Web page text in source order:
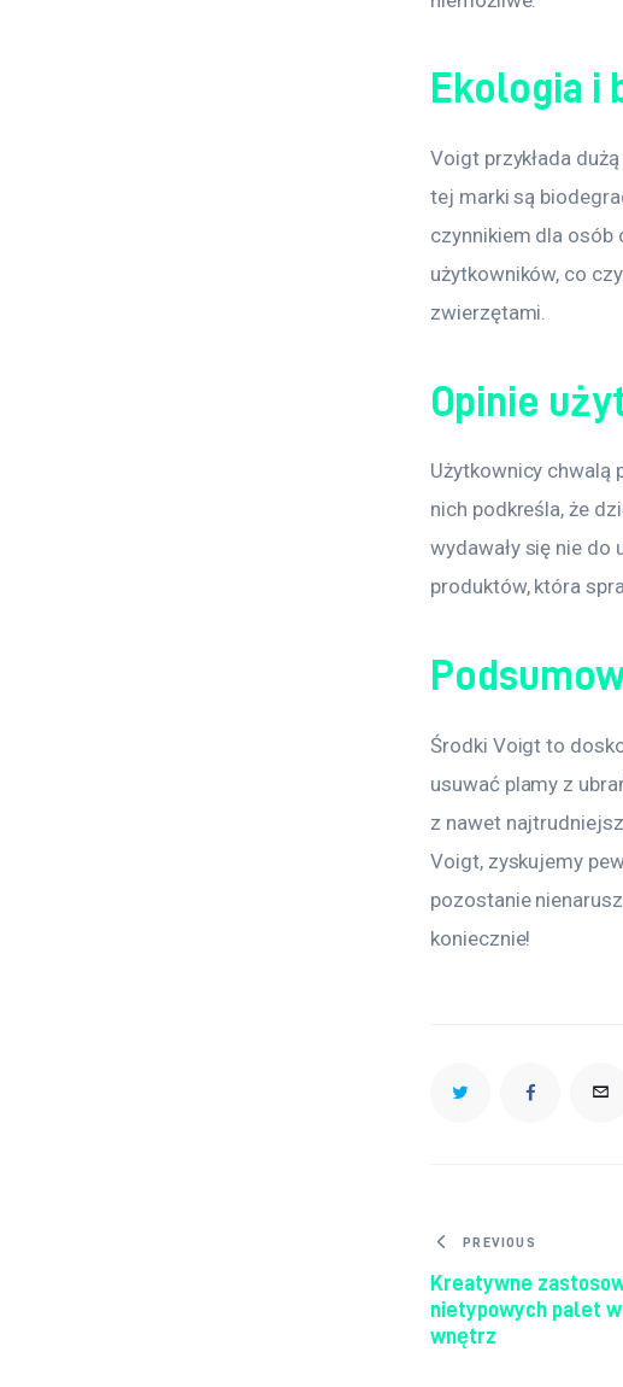
Ekologia i
Voigt przykłada
tej marki są
czynnikiem dla osób
użytkowników, co
zwierzętami.
Opinie
Użytkownicy chwalą
nich podkreśla, że
wydawały się nie
produktów, która
Środki Voigt to
usuwać plamy z
z nawet
Voigt, zyskujemy
pozostanie
koniecznie!
Nawigacja
PREVIOUS
Kreatywne
nietypowych palet
wnętrz